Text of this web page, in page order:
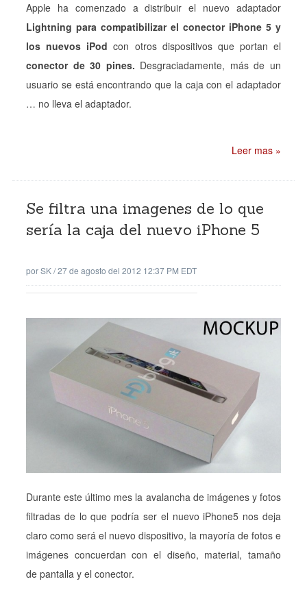
Apple ha comenzado a distribuir el nuevo adaptador
Lightning para compatibilizar el conector iPhone 5 y
los nuevos iPod con otros dispositivos que portan el
conector de 30 pines. Desgraciadamente, más de un
usuario se está encontrando que la caja con el adaptador
… no lleva el adaptador.
Leer mas »
Se filtra una imagenes de lo que
sería la caja del nuevo iPhone 5
porSK/27 de agosto del 2012 12:37 PM EDT
Durante este último mes la avalancha de imágenes y fotos
filtradas de lo que podría ser el nuevo iPhone5 nos deja
claro como será el nuevo dispositivo, la mayoría de fotos e
imágenes concuerdan con el diseño, material, tamaño
de pantalla y el conector.